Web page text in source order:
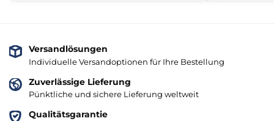
Versandlösungen
Individuelle Versandoptionen für Ihre Bestellung
Zuverlässige Lieferung
Pünktliche und sichere Lieferung weltweit
Qualitätsgarantie